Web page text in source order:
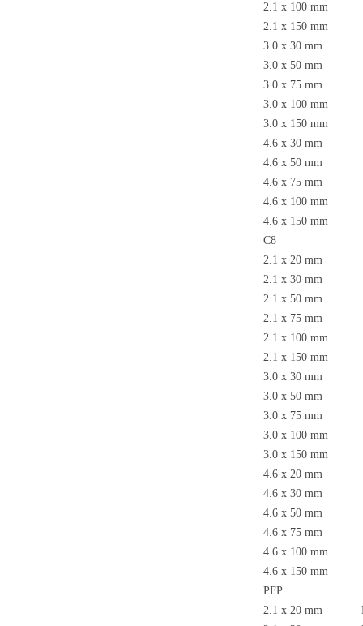
2.1 x 100 mm
2.1 x 150 mm
3.0 x 30 mm
3.0 x 50 mm
3.0 x 75 mm
3.0 x 100 mm
3.0 x 150 mm
4.6 x 30 mm
4.6 x 50 mm
4.6 x 75 mm
4.6 x 100 mm
4.6 x 150 mm
C8
2.1 x 20 mm
2.1 x 30 mm
2.1 x 50 mm
2.1 x 75 mm
2.1 x 100 mm
2.1 x 150 mm
3.0 x 30 mm
3.0 x 50 mm
3.0 x 75 mm
3.0 x 100 mm
3.0 x 150 mm
4.6 x 20 mm
4.6 x 30 mm
4.6 x 50 mm
4.6 x 75 mm
4.6 x 100 mm
4.6 x 150 mm
PFP
2.1 x 20 mm